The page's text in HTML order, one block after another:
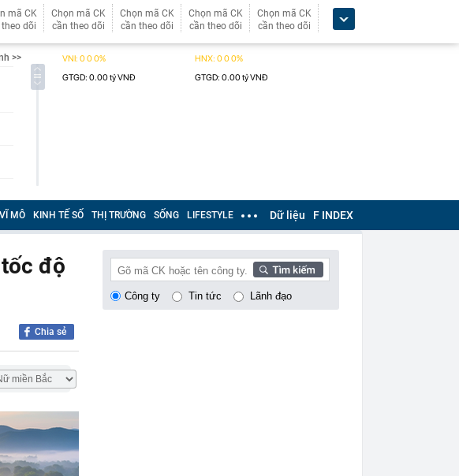
mã CK
dõi
Chọn mã CK
cần theo dõi
Chọn mã CK
cần theo dõi
Chọn mã CK
cần theo dõi
Chọn mã CK
cần theo dõi
>>
VĨ MÔ KINH TẾ SỐ THỊ TRƯỜNG SỐNG LIFESTYLE Dữ liệu F INDEX
độ
Chia sẻ
Công ty Tin tức Lãnh đạo